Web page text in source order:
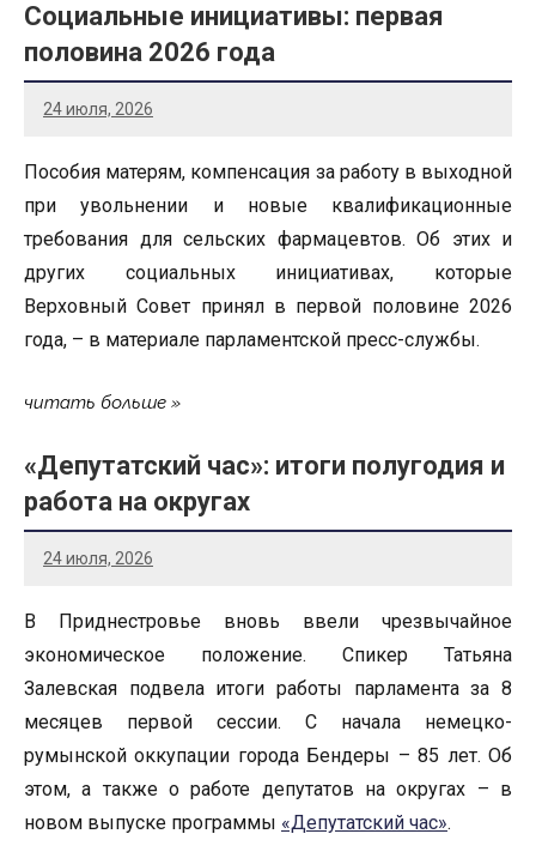
Социальные инициативы: первая
половина 2026 года
24 июля, 2026
Пособия матерям, компенсация за работу в выходной
при увольнении и новые квалификационные
требования для сельских фармацевтов. Об этих и
других социальных инициативах, которые
Верховный Совет принял в первой половине 2026
года, – в материале парламентской пресс-службы.
читать больше
«Депутатский час»: итоги полугодия и
работа на округах
24 июля, 2026
В Приднестровье вновь ввели чрезвычайное
экономическое положение. Спикер Татьяна
Залевская подвела итоги работы парламента за 8
месяцев первой сессии. С начала немецко-
румынской оккупации города Бендеры – 85 лет. Об
этом, а также о работе депутатов на округах – в
новом выпуске программы «Депутатский час».